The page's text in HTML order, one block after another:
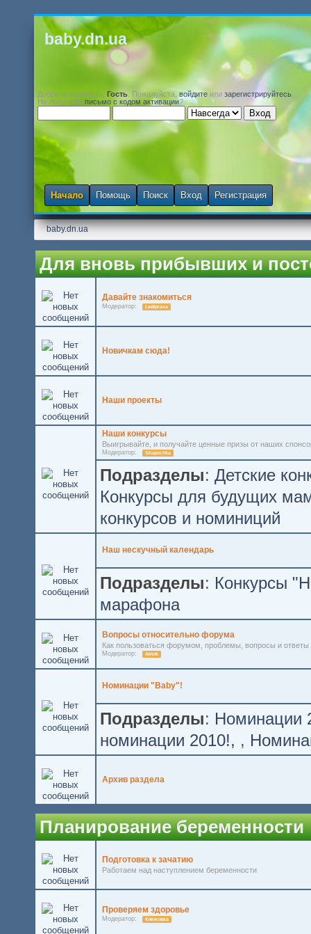
baby.dn.ua
Добро пожаловать, Гость . Пожалуйста,войдите или зарегистрируйтесь
Не получили письмо с кодом активации?
Начало Помощь Поиск Вход Регистрация
baby.dn.ua
Для вновь прибывших и
Давайте знакомиться
Модератор: Lediprava
Новичкам сюда!
Наши проекты
Наши конкурсы
Выигрывайте, и получайте ценные призы от наших
Модератор: Shapochka
Подразделы: Детские
Конкурсы для будущих
конкурсов и номиниций
Наш нескучный календарь
Подразделы: Конкурсы
марафона
Вопросы относительно форума
Как пользоваться форумом, проблемы, вопросы и ответы
Модератор: Amok
Номинации "Baby"!
Подразделы: Номинации
номинации 2010!
,
Архив раздела
Планирование беременности
Подготовка к зачатию
Работаем над наступлением беременности
Проверяем здоровье
Модератор: Клюковка